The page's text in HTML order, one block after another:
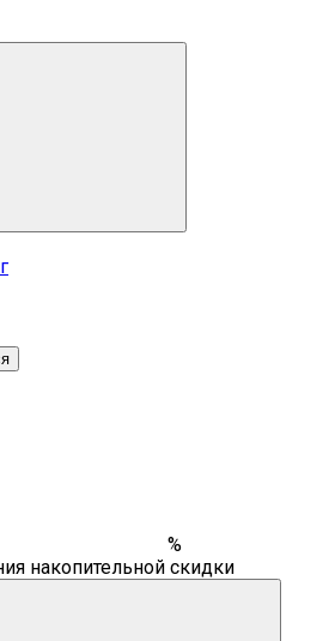
%
накопительной скидки